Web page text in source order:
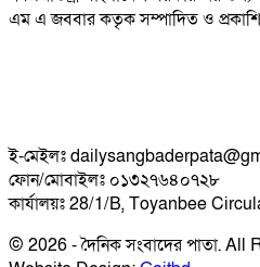
এম এ জববার কতৃক সম্পাদিত ও
ই-মেইলঃ
ফোন/মোবাইলঃ ০১৩২৭৬৪০৭২৮
কার্যালয়ঃ 28/1/B, Toyanbee
© 2026 - দৈনিক সংবাদের পাতা.